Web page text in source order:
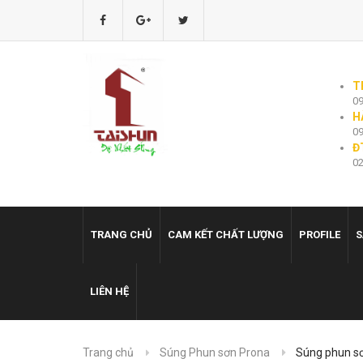
TRANG CHỦ CAM KẾT CHẤT LƯỢNG PROFILE
LIÊN HỆ
Trang chủ Súng Phun sơn Prona Súng phun